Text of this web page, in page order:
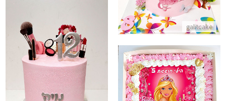
galitcake
עוגה בעיצוב איפור וקוסמטיקה
התקשר/י
עוגת גן ברבי
התקשר/י